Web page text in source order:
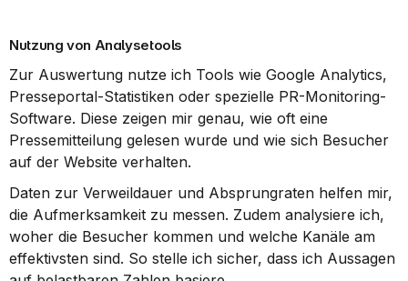
Nutzung von Analysetools
Zur Auswertung nutze ich Tools wie Google Analytics,
Presseportal-Statistiken oder spezielle PR-Monitoring-
Software. Diese zeigen mir genau, wie oft eine
Pressemitteilung gelesen wurde und wie sich Besucher
auf der Website verhalten.
Daten zur Verweildauer und Absprungraten helfen mir,
die Aufmerksamkeit zu messen. Zudem analysiere ich,
woher die Besucher kommen und welche Kanäle am
effektivsten sind. So stelle ich sicher, dass ich Aussagen